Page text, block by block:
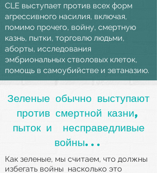
CLE выступает против всех форм
агрессивного насилия, включая,
помимо прочего, войну, смертную
казнь, пытки, торговлю людьми,
аборты, исследования
эмбриональных стволовых клеток,
помощь в самоубийстве и эвтаназию.
Зеленые обычно выступают
против смертной казни,
пыток и несправедливые
войны...
Как зеленые, мы считаем, что должны
избегать войны насколько это